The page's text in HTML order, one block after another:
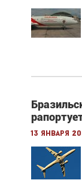
13 января